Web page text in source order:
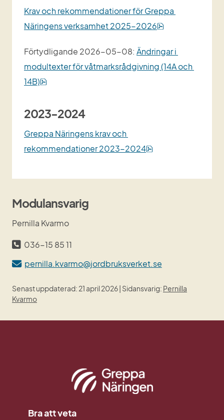
Krav och rekommendationer för Greppa
Näringens verksamhet 2025-2026
Förtydligande 2026-05-08: Ändringar i
modultexter för våtmarksrådgivning (14A och
14B)
2023-2024
Greppa Näringens krav och
rekommendationer 2023-2024
Modulansvarig
Pernilla Kvarmo
036-15 85 11
pernilla.kvarmo@jordbruksverket.se
Senast uppdaterad: 21 april 2026 | Sidansvarig: Pernilla
Kvarmo
Bra att veta